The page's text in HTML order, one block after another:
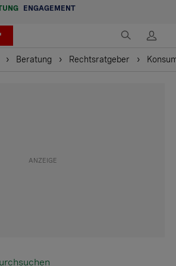
ENGAGEMENT
Beratung Rechtsratgeber